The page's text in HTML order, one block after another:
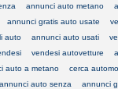
annunci auto metano
annunci gratis auto usate
auto annunci auto usati
vendesi autovetture
auto a metano cerca
annunci auto senza annunci